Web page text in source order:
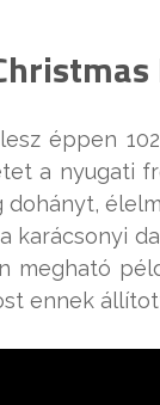
éppen
a nyugati
dohányt,
karácsonyi
megható
ennek